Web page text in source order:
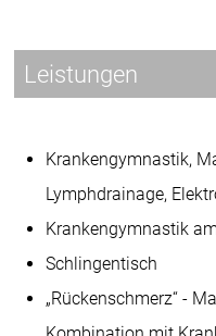
Leistungen
Krankengymnastik,
Lymphdrainage,
Krankengymnastik
Schlingentisch
„Rückenschmerz“ -